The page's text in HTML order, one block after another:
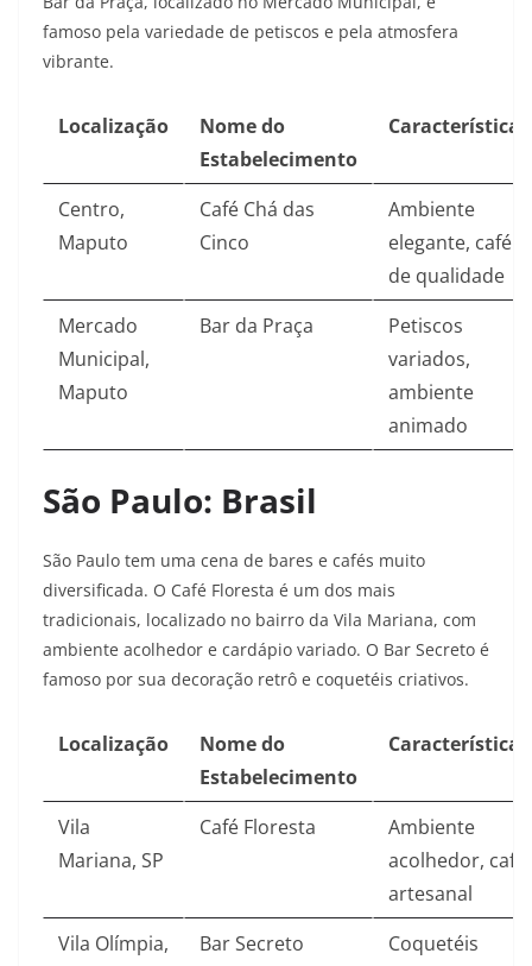
famoso pela variedade de petiscos e pela atmosfera
vibrante.
Localização
Nome do
Estabelecimento
Características
Centro,
Maputo
Café Chá das
Cinco
Ambiente
elegante, café
de qualidade
Mercado
Municipal,
Maputo
Bar da Praça
Petiscos
variados,
ambiente
animado
São Paulo: Brasil
São Paulo tem uma cena de bares e cafés muito
diversificada. O Café Floresta é um dos mais
tradicionais, localizado no bairro da Vila Mariana, com
ambiente acolhedor e cardápio variado. O Bar Secreto é
famoso por sua decoração retrô e coquetéis criativos.
Localização
Nome do
Estabelecimento
Características
Vila
Mariana, SP
Café Floresta
Ambiente
acolhedor, café
artesanal
Vila Olímpia,
Bar Secreto
Coquetéis